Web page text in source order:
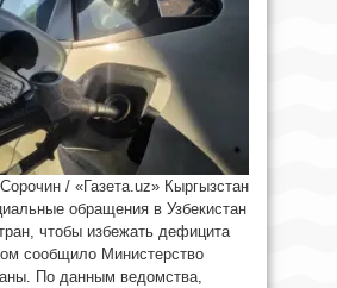
/ «Газета.uz» Кыргызстан
обращения в Узбекистан
чтобы избежать дефицита
сообщило Министерство
По данным ведомства,